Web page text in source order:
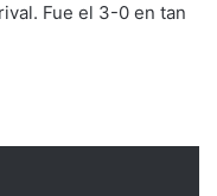
Fue el 3-0 en tan